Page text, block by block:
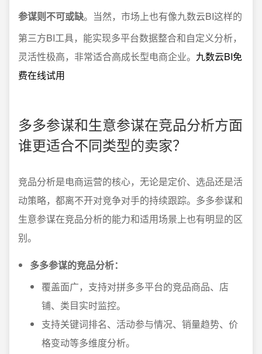
参谋则不可或缺。当然，市场上也有像九数云BI这样的
第三方BI工具，能实现多平台数据整合和自定义分析，
灵活性极高，非常适合高成长型电商企业。 九数云BI免
费在线试用
多多参谋和生意参谋在竞品分析方面
谁更适合不同类型的卖家？
竞品分析是电商运营的核心，无论是定价、选品还是活
动策略，都离不开对竞争对手的持续跟踪。多多参谋和
生意参谋在竞品分析的能力和适用场景上也有明显的区
别。
多多参谋的竞品分析：
覆盖面广，支持对拼多多平台的竞品商品、店
铺、类目实时监控。
支持关键词排名、活动参与情况、销量趋势、价
格变动等多维度分析。